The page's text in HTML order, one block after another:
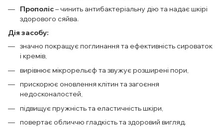
Прополіс– чинить антибактеріальну дію та надає шкірі
здорового сяйва.
Дія засобу:
значно покращує поглинання та ефективність сироваток
і кремів,
вирівнює мікрорельєф та звужує розширені пори,
прискорює оновлення клітин та загоєння
недосконалостей,
підвищує пружність та еластичність шкіри,
повертає обличчю гладкість та здоровий вигляд.